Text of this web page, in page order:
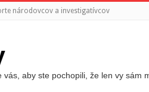
národovcov a investigatívcov
vás, aby ste pochopili, že len vy